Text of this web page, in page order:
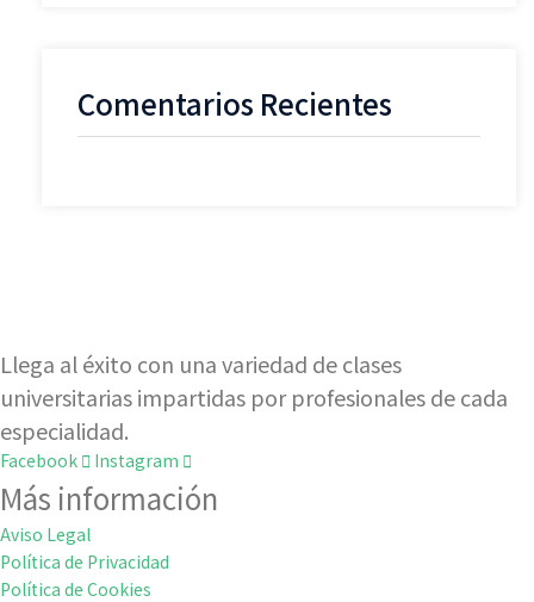
Comentarios Recientes
Llega al éxito con una variedad de clases
universitarias impartidas por profesionales de cada
especialidad.
Facebook Instagram
Más información
Aviso Legal
Política de Privacidad
Política de Cookies